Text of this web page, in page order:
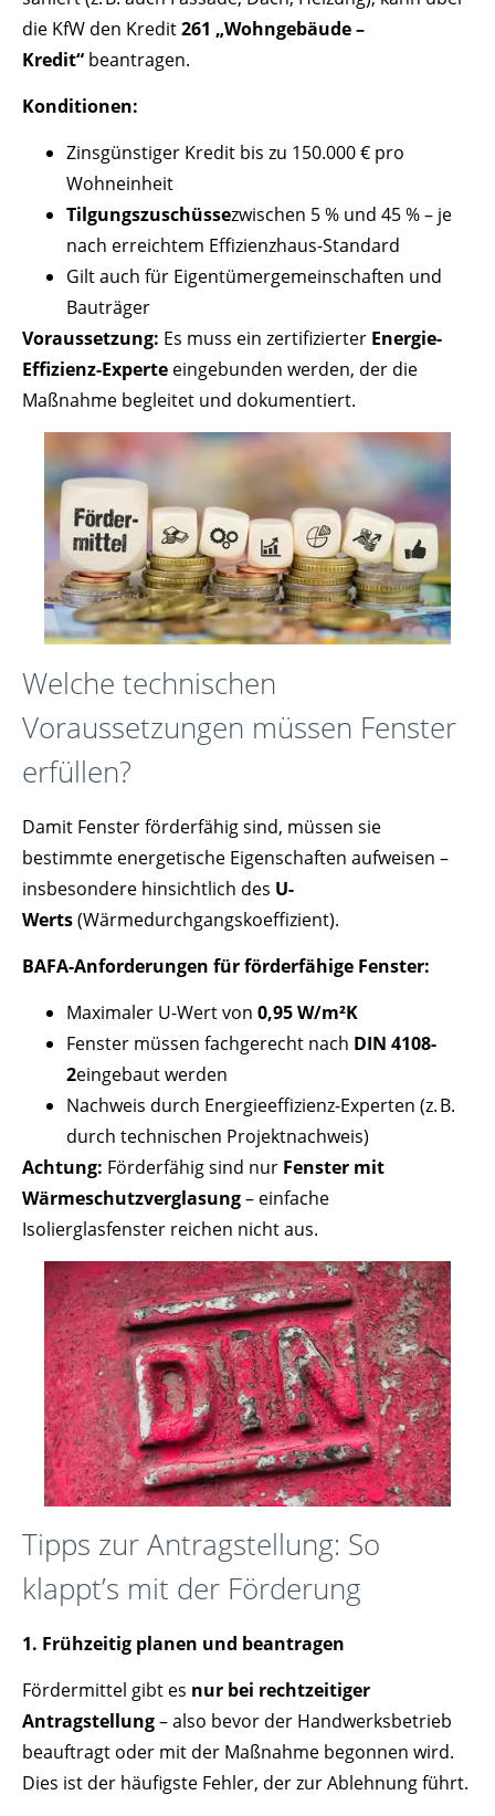
die KfW den Kredit261 „Wohngebäude –
Kredit“ beantragen.
Konditionen:
Zinsgünstiger Kredit bis zu 150.000 € pro
Wohneinheit
Tilgungszuschüssezwischen 5 % und 45 % – je
nach erreichtem Effizienzhaus-Standard
Gilt auch für Eigentümergemeinschaften und
Bauträger
Voraussetzung: Es muss ein zertifizierter Energie-
Effizienz-Experte eingebunden werden, der die
Maßnahme begleitet und dokumentiert.
Welche technischen
Voraussetzungen müssen Fenster
erfüllen?
Damit Fenster förderfähig sind, müssen sie
bestimmte energetische Eigenschaften aufweisen –
insbesondere hinsichtlich des U-
Werts(Wärmedurchgangskoeffizient).
BAFA-Anforderungen für förderfähige Fenster:
Maximaler U-Wert von 0,95 W/m²K
Fenster müssen fachgerecht nach DIN 4108-
2eingebaut werden
Nachweis durch Energieeffizienz-Experten (z. B.
durch technischen Projektnachweis)
Achtung: Förderfähig sind nur Fenster mit
Wärmeschutzverglasung– einfache
Isolierglasfenster reichen nicht aus.
Tipps zur Antragstellung: So
klappt’s mit der Förderung
1. Frühzeitig planen und beantragen
Fördermittel gibt es nur bei rechtzeitiger
Antragstellung– also bevor der Handwerksbetrieb
beauftragt oder mit der Maßnahme begonnen wird.
Dies ist der häufigste Fehler, der zur Ablehnung führt.